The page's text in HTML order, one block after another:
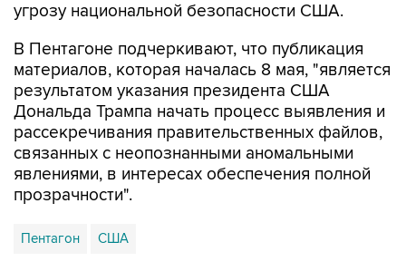
В Пентагоне подчеркивают, что публикация
результатом указания президента США
Дональда Трампа начать процесс выявления и
рассекречивания правительственных файлов,
связанных с неопознанными аномальными
явлениями, в интересах обеспечения полной
прозрачности".
Пентагон США